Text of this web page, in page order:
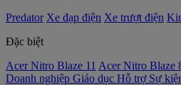
Predator Xe đạp điện Xe trượt điện
Đặc biệt
Acer Nitro Blaze 11 Acer Nitro Blaze
Doanh nghiệp Giáo dục Hỗ trợ Sự